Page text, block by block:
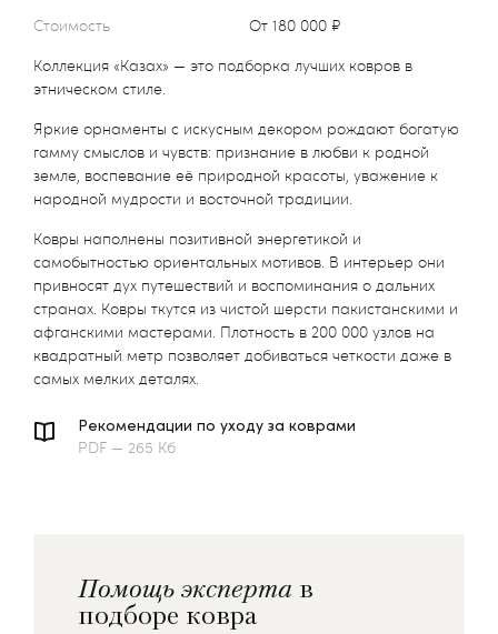
Стоимость
от 180 000 ₽
Коллекция «Казах» — это подборка лучших ковров в
этническом стиле.
Яркие орнаменты с искусным декором рождают богатую
гамму смыслов и чувств: признание в любви к родной
земле, воспевание её природной красоты, уважение к
народной мудрости и восточной традиции.
Ковры наполнены позитивной энергетикой и
самобытностью ориентальных мотивов. В интерьер они
привносят дух путешествий и воспоминания о дальних
странах. Ковры ткутся из чистой шерсти пакистанскими и
афганскими мастерами. Плотность в 200 000 узлов на
квадратный метр позволяет добиваться четкости даже в
самых мелких деталях.
Рекомендации по уходу за коврами
PDF — 265 Кб
Помощь эксперта в
подборе ковра